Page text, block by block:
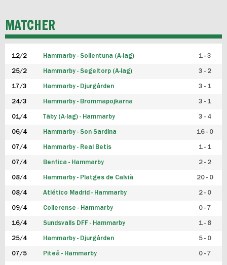
P19
F19
FUTSAL HERR
FUTSAL DAM
MATCHER
12/2 Hammarby - Sollentuna (A-lag) 1 - 3
25/2 Hammarby - Segeltorp (A-lag) 3 - 2
17/3 Hammarby - Djurgården 3 - 1
24/3 Hammarby - Brommapojkarna 3 - 1
01/4 Täby (A-lag) - Hammarby 3 - 4
06/4 Hammarby - Son Sardina 16 - 0
07/4 Hammarby - Real Betis 1 - 1
07/4 Benfica - Hammarby 2 - 2
08/4 Hammarby - Platges de Calvià 20 - 0
08/4 Atlético Madrid - Hammarby 2 - 0
09/4 Collerense - Hammarby 0 - 7
16/4 Sundsvalls DFF - Hammarby 1 - 8
25/4 Hammarby - Djurgården 5 - 0
07/5 Piteå - Hammarby 0 - 7